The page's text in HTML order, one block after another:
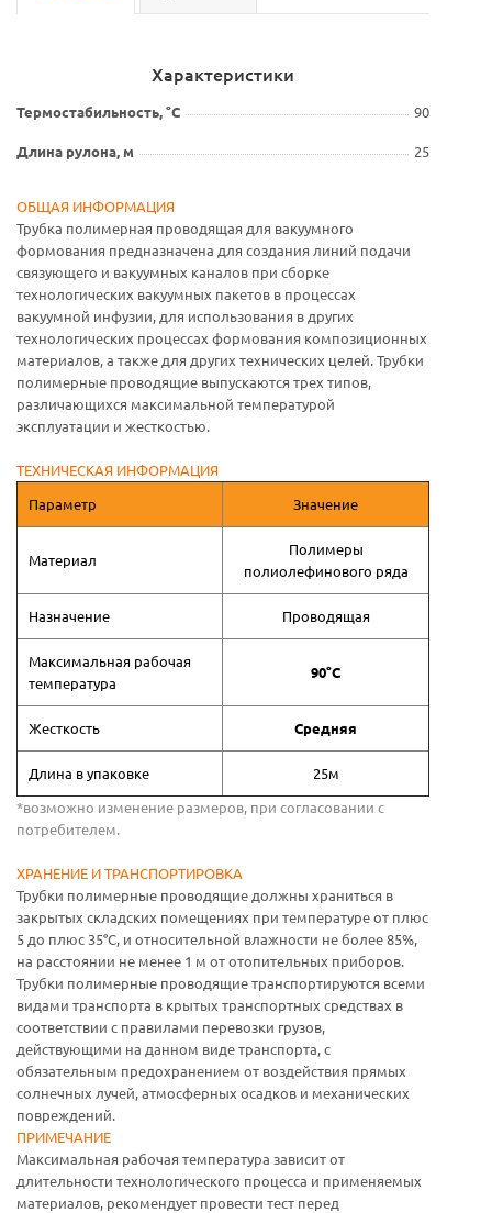
Характеристики
Термостабильность, °С 90
Длина рулона, м 25
ОБЩАЯ ИНФОРМАЦИЯ
Трубка полимерная проводящая для вакуумного
формования предназначена для создания линий подачи
связующего и вакуумных каналов при сборке
технологических вакуумных пакетов в процессах
вакуумной инфузии, для использования в других
технологических процессах формования композиционных
материалов, а также для других технических целей. Трубки
полимерные проводящие выпускаются трех типов,
различающихся максимальной температурой
эксплуатации и жесткостью.
ТЕХНИЧЕСКАЯ ИНФОРМАЦИЯ
Параметр
Значение
Материал
Полимеры
полиолефинового ряда
Назначение Проводящая
Максимальная рабочая
температура
90°С
Жесткость Средняя
Длина в упаковке
25м
*возможно изменение размеров, при согласовании с
потребителем.
ХРАНЕНИЕ И ТРАНСПОРТИРОВКА
Трубки полимерные проводящие должны храниться в
закрытых складских помещениях при температуре от плюс
5 до плюс 35°С, и относительной влажности не более 85%,
на расстоянии не менее 1 м от отопительных приборов.
Трубки полимерные проводящие транспортируются всеми
видами транспорта в крытых транспортных средствах в
соответствии с правилами перевозки грузов,
действующими на данном виде транспорта, с
обязательным предохранением от воздействия прямых
солнечных лучей, атмосферных осадков и механических
повреждений.
ПРИМЕЧАНИЕ
Максимальная рабочая температура зависит от
длительности технологического процесса и применяемых
материалов, рекомендует провести тест перед